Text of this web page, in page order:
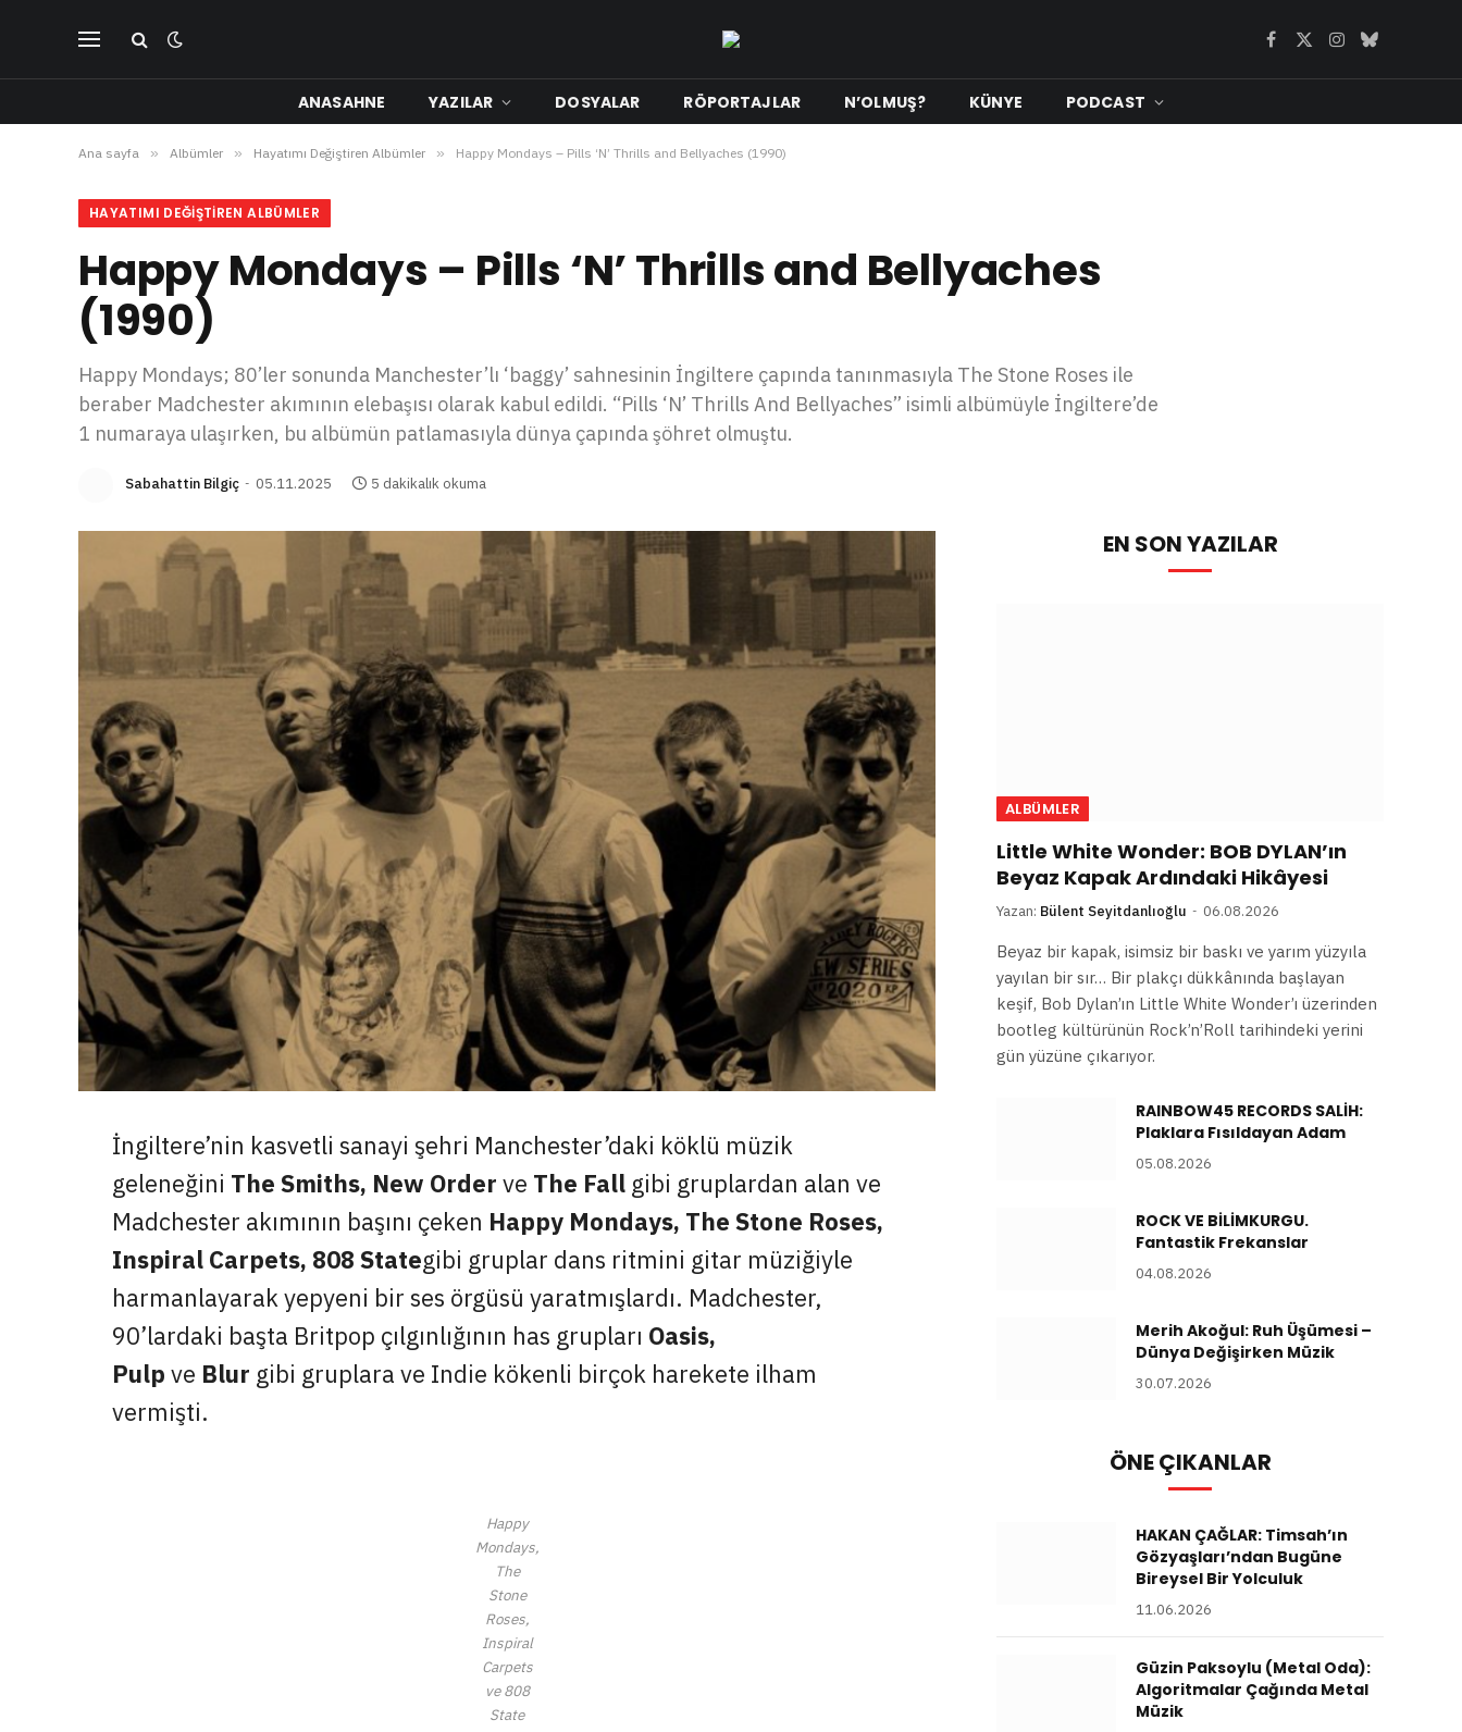
Facebook
X
Instagram
Bluesky
ANASAHNE YAZILAR DOSYALAR RÖPORTAJLAR N’OLMUŞ? KÜNYE PODCAST
Ana sayfa » Albümler » Hayatımı Değiştiren Albümler » Happy Mondays – Pills ‘N’ Thrills and Bellyaches (1990)
HAYATIMI DEĞIŞTIREN ALBÜMLER
Happy Mondays – Pills ‘N’ Thrills and Bellyaches
(1990)
Happy Mondays; 80’ler sonunda Manchester’lı ‘baggy’ sahnesinin İngiltere çapında tanınmasıyla The Stone Roses ile
beraber Madchester akımının elebaşısı olarak kabul edildi. “Pills ‘N’ Thrills And Bellyaches” isimli albümüyle İngiltere’de
1 numaraya ulaşırken, bu albümün patlamasıyla dünya çapında şöhret olmuştu.
Sabahattin Bilgiç 05.11.2025 5 dakikalık okuma
İngiltere’nin kasvetli sanayi şehri Manchester’daki köklü müzik
geleneğini The Smiths, New Order ve The Fall gibi gruplardan alan ve
Madchester akımının başını çeken Happy Mondays, The Stone Roses,
Inspiral Carpets, 808 Stategibi gruplar dans ritmini gitar müziğiyle
harmanlayarak yepyeni bir ses örgüsü yaratmışlardı. Madchester,
90’lardaki başta Britpop çılgınlığının has grupları Oasis,
Pulp ve Blur gibi gruplara ve Indie kökenli birçok harekete ilham
vermişti.
Happy
Mondays,
The
Stone
Roses,
Inspiral
Carpets
ve 808
State
EN SON YAZILAR
ALBÜMLER
Little White Wonder: BOB DYLAN’ın
Beyaz Kapak Ardındaki Hikâyesi
Yazan: Bülent Seyitdanlıoğlu 06.08.2026
Beyaz bir kapak, isimsiz bir baskı ve yarım yüzyıla
yayılan bir sır… Bir plakçı dükkânında başlayan
keşif, Bob Dylan’ın Little White Wonder’ı üzerinden
bootleg kültürünün Rock’n’Roll tarihindeki yerini
gün yüzüne çıkarıyor.
RAINBOW45 RECORDS SALİH:
Plaklara Fısıldayan Adam
05.08.2026
ROCK VE BİLİMKURGU.
Fantastik Frekanslar
04.08.2026
Merih Akoğul: Ruh Üşümesi –
Dünya Değişirken Müzik
30.07.2026
ÖNE ÇIKANLAR
HAKAN ÇAĞLAR: Timsah’ın
Gözyaşları’ndan Bugüne
Bireysel Bir Yolculuk
11.06.2026
Güzin Paksoylu (Metal Oda):
Algoritmalar Çağında Metal
Müzik